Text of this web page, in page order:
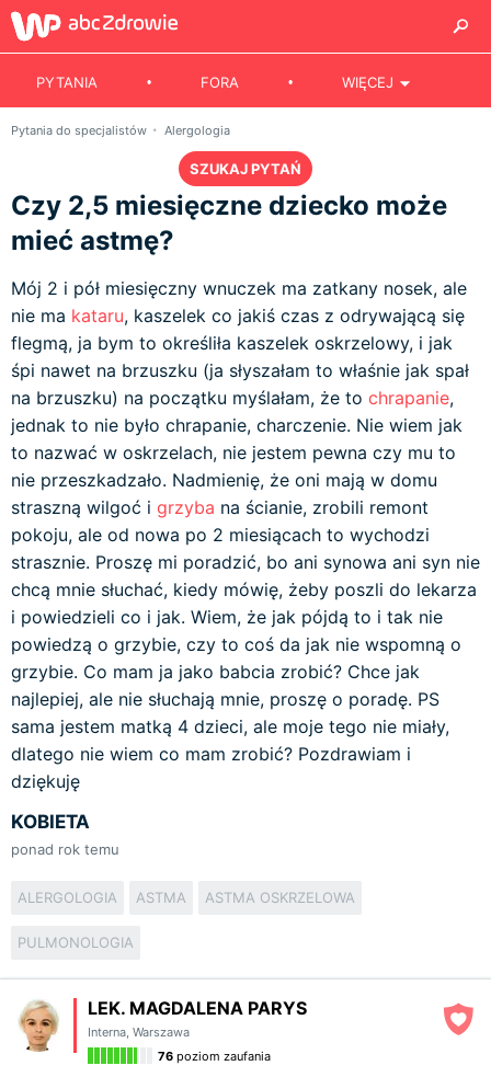
PYTANIA FORA WIĘCEJ
Pytania do specjalistów Alergologia
SZUKAJ PYTAŃ
Czy 2,5 miesięczne dziecko może
mieć astmę?
Mój 2 i pół miesięczny wnuczek ma zatkany nosek, ale
nie ma kataru, kaszelek co jakiś czas z odrywającą się
flegmą, ja bym to określiła kaszelek oskrzelowy, i jak
śpi nawet na brzuszku (ja słyszałam to właśnie jak spał
na brzuszku) na początku myślałam, że to chrapanie,
jednak to nie było chrapanie, charczenie. Nie wiem jak
to nazwać w oskrzelach, nie jestem pewna czy mu to
nie przeszkadzało. Nadmienię, że oni mają w domu
straszną wilgoć i grzyba na ścianie, zrobili remont
pokoju, ale od nowa po 2 miesiącach to wychodzi
strasznie. Proszę mi poradzić, bo ani synowa ani syn nie
chcą mnie słuchać, kiedy mówię, żeby poszli do lekarza
i powiedzieli co i jak. Wiem, że jak pójdą to i tak nie
powiedzą o grzybie, czy to coś da jak nie wspomną o
grzybie. Co mam ja jako babcia zrobić? Chce jak
najlepiej, ale nie słuchają mnie, proszę o poradę. PS
sama jestem matką 4 dzieci, ale moje tego nie miały,
dlatego nie wiem co mam zrobić? Pozdrawiam i
dziękuję
KOBIETA
ponad rok temu
ALERGOLOGIA ASTMA ASTMA OSKRZELOWA
PULMONOLOGIA
LEK. MAGDALENA PARYS
Interna, Warszawa
76 poziom zaufania